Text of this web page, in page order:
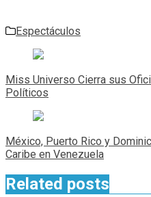
Espectáculos
Navegación
de
entradas
Miss Universo Cierra sus
Políticos
México, Puerto Rico y
Caribe en Venezuela
Related posts